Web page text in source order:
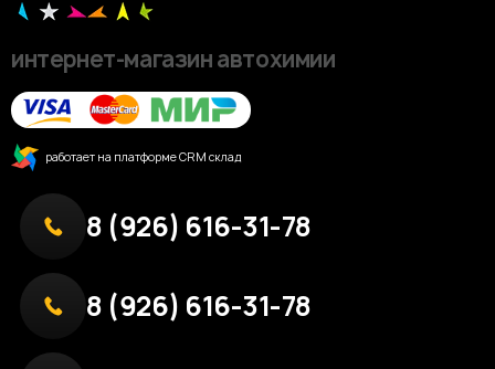
интернет-магазин автохимии
работает на платформе CRM склад
8 (926) 616-31-78
8 (926) 616-31-78